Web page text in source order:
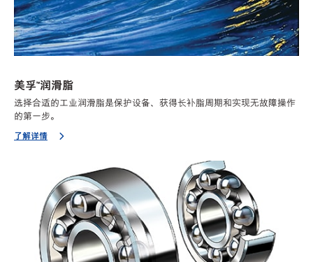
美孚™润滑脂
选择合适的工业润滑脂是保护设备、获得长补脂周期和实现无故障操作
的第一步。
了解详情